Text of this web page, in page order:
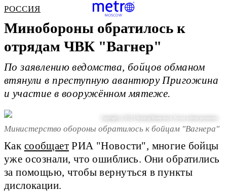
РОССИЯ
Минобороны обратилось к
отрядам ЧВК "Вагнер"
По заявлению ведомства, бойцов обманом
втянули в преступную авантюру Пригожина
и участие в вооружённом мятеже.
Copyright (c) 2021 Ultraskrip/Shutterstock. No use without permission.
Министерство обороны обратилось к бойцам "Вагнера"
Как сообщает РИА "Новости", многие бойцы
уже осознали, что ошиблись. Они обратились
за помощью, чтобы вернуться в пункты
дислокации.